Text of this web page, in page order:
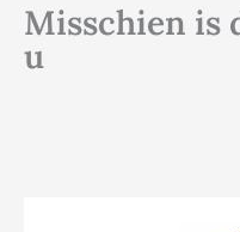
Misschien is
u